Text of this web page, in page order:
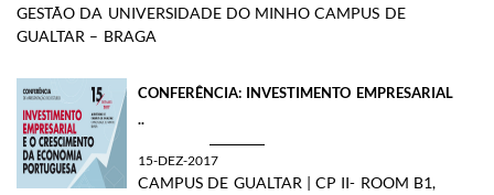
GESTÃO DA UNIVERSIDADE DO MINHO CAMPUS DE
GUALTAR – BRAGA
CONFERÊNCIA: INVESTIMENTO EMPRESARIAL
..
15-DEZ-2017
CAMPUS DE GUALTAR | CP II- ROOM B1,